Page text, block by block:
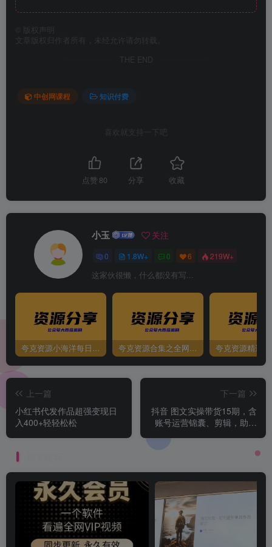
版权声明
文章版权归作者所有，未经允许请勿转载。
THE END
中创网课程 知识付费
喜欢就支持一下吧
点赞 80 分享 收藏
小玉 关注
0 1.8W+ 0 6 219W+
这家伙很懒，什么都没有写...
夸克资源小海洋每日更新资源大汇总（持续更新） 夸克资源合集之全网影视 夸克资源精选
上一篇
小红书代发作品超强变现日
入400+轻轻松松
下一篇
抖音 图文实操带货15期，含
账号运营锦囊、剪辑，助力